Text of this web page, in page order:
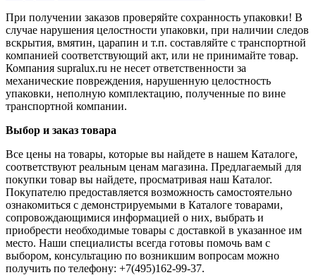
При получении заказов проверяйте сохранность упаковки! В
случае нарушения целостности упаковки, при наличии следов
вскрытия, вмятин, царапин и т.п. составляйте с транспортной
компанией соответствующий акт, или не принимайте товар.
Компания supralux.ru не несет ответственности за
механические повреждения, нарушенную целостность
упаковки, неполную комплектацию, полученные по вине
транспортной компании.
Выбор и заказ товара
Все цены на товары, которые вы найдете в нашем Каталоге,
соответствуют реальным ценам магазина. Предлагаемый для
покупки товар вы найдете, просматривая наш Каталог.
Покупателю предоставляется возможность самостоятельно
ознакомиться с демонстрируемыми в Каталоге товарами,
сопровождающимися информацией о них, выбрать и
приобрести необходимые товары с доставкой в указанное им
место. Наши специалисты всегда готовы помочь вам с
выбором, консультацию по возникшим вопросам можно
получить по телефону: +7(495)162-99-37.